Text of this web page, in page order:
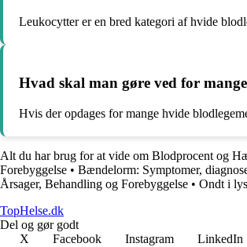
Leukocytter er en bred kategori af hvide
Hvad skal man gøre ved for
Hvis der opdages for mange hvide
Alt du har brug for at vide om Blodprocent og
Forebyggelse • Bændelorm: Symptomer,
Årsager, Behandling og Forebyggelse • Ondt i
TopHelse.dk
Del og gør godt
X
Facebook Instagram LinkedIn